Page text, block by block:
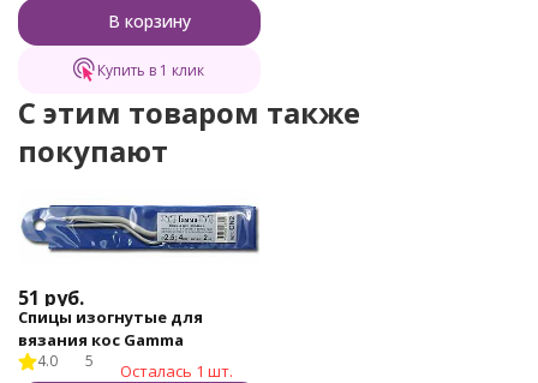
В корзину
Купить в 1 клик
C этим товаром также
покупают
51 руб.
Спицы изогнутые для
вязания кос Gamma
4.0 5 Осталась 1 шт.